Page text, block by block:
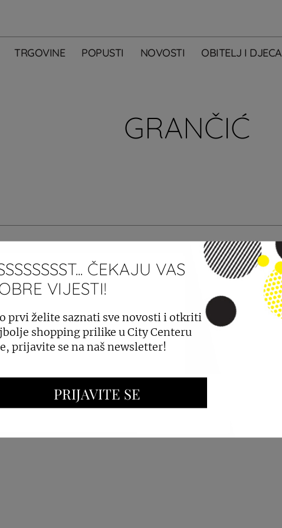
TRGOVINE POPUSTI NOVOSTI OBITELJ I DJECA
GRANČIĆ
Želim primati newsletter City Centera one.
OGLAŠAVANJE I PROMOCIJE
ČEKAJU VAS
VIJESTI!
prvi želite saznati sve novosti i otkriti
shopping prilike u City Centeru
prijavite se na naš newsletter!
PRIJAVITE SE